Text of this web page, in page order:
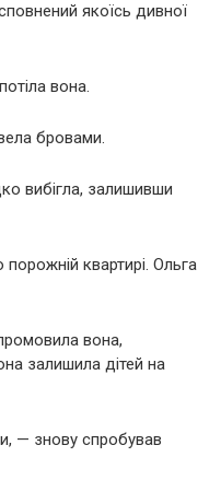
якоїсь дивної
вона.
бровами.
вибігла, залишивши
квартирі. Ольга
вона,
залишила дітей на
— знову спробував